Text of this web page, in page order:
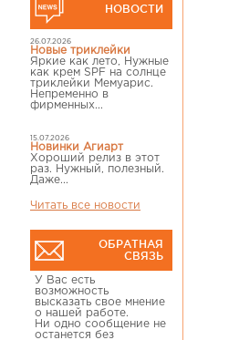
НОВОСТИ
26.07.2026
Новые триклейки
Яркие как лето, Нужные
как крем SPF на солнце
триклейки Мемуарис.
Непременно в
фирменных...
15.07.2026
Новинки Агиарт
Хороший релиз в этот
раз. Нужный, полезный.
Даже...
Читать все новости
ОБРАТНАЯ
СВЯЗЬ
У Вас есть
возможность
высказать свое мнение
о нашей работе.
Ни одно сообщение не
останется без